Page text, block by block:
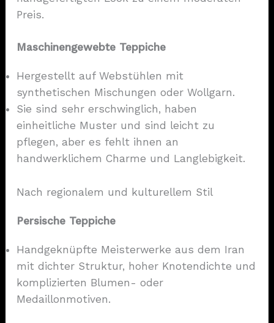
Preis.
Maschinengewebte Teppiche
Hergestellt auf Webstühlen mit
synthetischen Mischungen oder Wollgarn.
Sie sind sehr erschwinglich, haben
einheitliche Muster und sind leicht zu
pflegen, aber es fehlt ihnen an
handwerklichem Charme und Langlebigkeit.
Nach regionalem und kulturellem Stil
Persische Teppiche
Handgeknüpfte Meisterwerke aus dem Iran
mit dichter Struktur, hoher Knotendichte und
komplizierten Blumen- oder
Medaillonmotiven.